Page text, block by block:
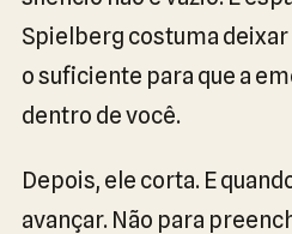
Spielberg costuma
o suficiente para que a
dentro de você.
Depois, ele corta. E
avançar. Não para